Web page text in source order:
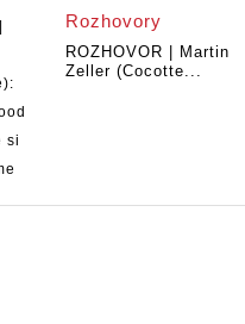
Rozhovory
ROZHOVOR | Martin
Zeller (Cocotte...